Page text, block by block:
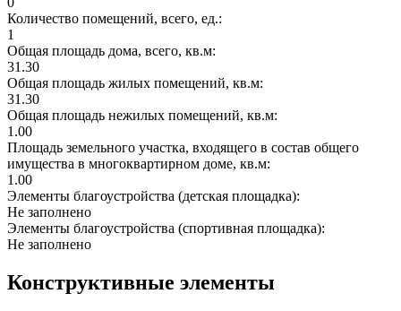
Количество помещений, всего, ед.:
1
Общая площадь дома, всего, кв.м:
31.30
Общая площадь жилых помещений, кв.м:
31.30
Общая площадь нежилых помещений, кв.м:
1.00
Площадь земельного участка, входящего в состав общего
имущества в многоквартирном доме, кв.м:
1.00
Элементы благоустройства (детская площадка):
Не заполнено
Элементы благоустройства (спортивная площадка):
Не заполнено
Конструктивные элементы